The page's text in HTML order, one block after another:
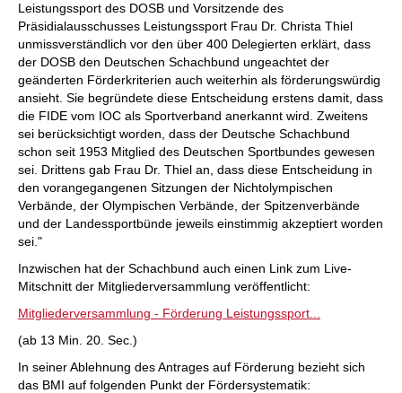
Leistungssport des DOSB und Vorsitzende des
Präsidialausschusses Leistungssport Frau Dr. Christa Thiel
unmissverständlich vor den über 400 Delegierten erklärt, dass
der DOSB den Deutschen Schachbund ungeachtet der
geänderten Förderkriterien auch weiterhin als förderungswürdig
ansieht. Sie begründete diese Entscheidung erstens damit, dass
die FIDE vom IOC als Sportverband anerkannt wird. Zweitens
sei berücksichtigt worden, dass der Deutsche Schachbund
schon seit 1953 Mitglied des Deutschen Sportbundes gewesen
sei. Drittens gab Frau Dr. Thiel an, dass diese Entscheidung in
den vorangegangenen Sitzungen der Nichtolympischen
Verbände, der Olympischen Verbände, der Spitzenverbände
und der Landessportbünde jeweils einstimmig akzeptiert worden
sei."
Inzwischen hat der Schachbund auch einen Link zum Live-
Mitschnitt der Mitgliederversammlung veröffentlicht:
Mitgliederversammlung - Förderung Leistungssport...
(ab 13 Min. 20. Sec.)
In seiner Ablehnung des Antrages auf Förderung bezieht sich
das BMI auf folgenden Punkt der Fördersystematik: